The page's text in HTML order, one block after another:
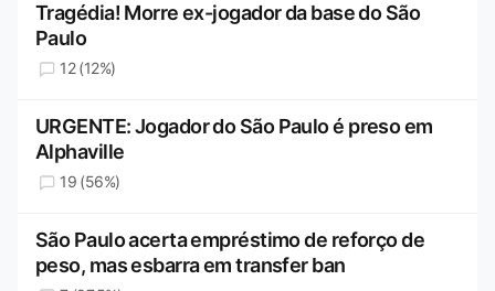
Tragédia! Morre ex-jogador da base do São
Paulo
12 (12%)
URGENTE: Jogador do São Paulo é preso em
Alphaville
19 (56%)
São Paulo acerta empréstimo de reforço de
peso, mas esbarra em transfer ban